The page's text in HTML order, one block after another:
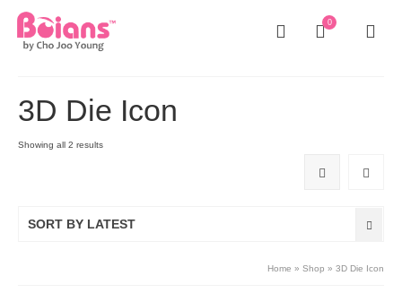
0
3D Die Icon
Showing all 2 results
SORT BY LATEST
Home » Shop » 3D Die Icon